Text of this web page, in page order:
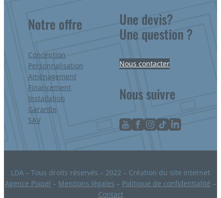
Notre offre
Conception
Personnalisation
Aménagement
Financement
Installation
Garantie
SAV
Une devis?
Une question ?
Nous contacter
Nous suivre
LDA – Tous droits réservés – 2022 – Création du site internet
Agence Pixpel – Mentions légales – Politique de confidentialité –
Contact